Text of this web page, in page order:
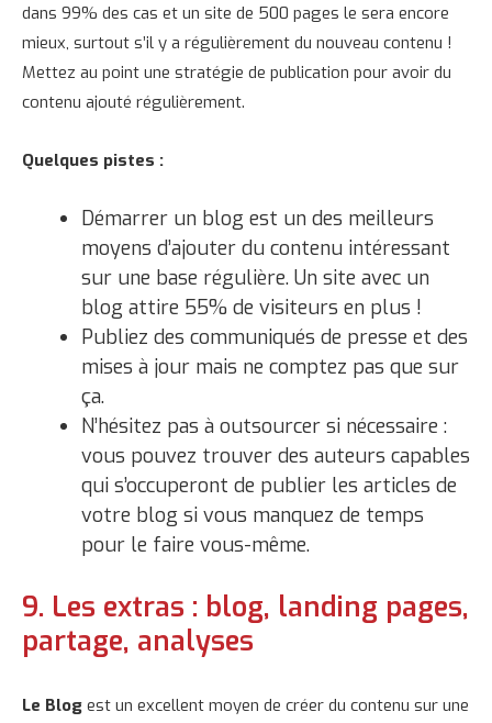
dans 99% des cas et un site de 500 pages le sera encore
mieux, surtout s’il y a régulièrement du nouveau contenu !
Mettez au point une stratégie de publication pour avoir du
contenu ajouté régulièrement.
Quelques pistes :
Démarrer un blog est un des meilleurs
moyens d’ajouter du contenu intéressant
sur une base régulière. Un site avec un
blog attire 55% de visiteurs en plus !
Publiez des communiqués de presse et des
mises à jour mais ne comptez pas que sur
ça.
N’hésitez pas à outsourcer si nécessaire :
vous pouvez trouver des auteurs capables
qui s’occuperont de publier les articles de
votre blog si vous manquez de temps
pour le faire vous-même.
9. Les extras : blog, landing pages,
partage, analyses
Le Blog est un excellent moyen de créer du contenu sur une